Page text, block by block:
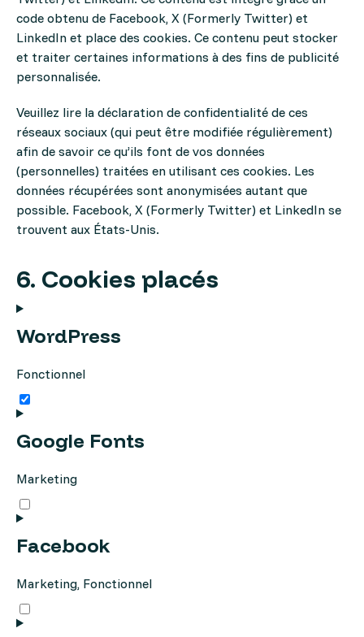
code obtenu de Facebook, X (Formerly Twitter) et
LinkedIn et place des cookies. Ce contenu peut stocker
et traiter certaines informations à des fins de publicité
personnalisée.
Veuillez lire la déclaration de confidentialité de ces
réseaux sociaux (qui peut être modifiée régulièrement)
afin de savoir ce qu’ils font de vos données
(personnelles) traitées en utilisant ces cookies. Les
données récupérées sont anonymisées autant que
possible. Facebook, X (Formerly Twitter) et LinkedIn se
trouvent aux États-Unis.
6. Cookies placés
WordPress
Fonctionnel
Consent
to
wordpress
Google Fonts
Marketing
Consent
to
google-
fonts
Facebook
Marketing, Fonctionnel
Consent
to